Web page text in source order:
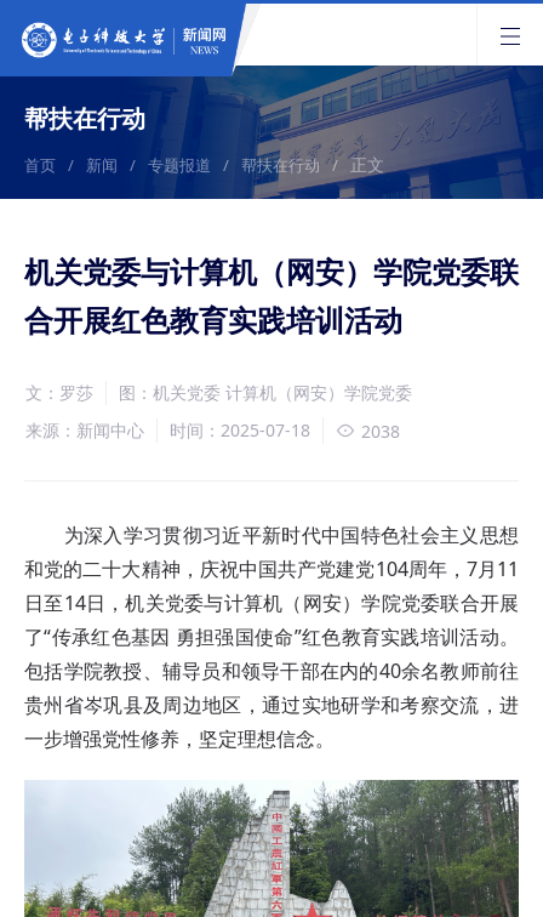
帮扶在行动
首页 / 新闻 / 专题报道 / 帮扶在行动 / 正文
机关党委与计算机（网安）学院党委联
合开展红色教育实践培训活动
文：罗莎
图：机关党委 计算机（网安）学院党委
来源：新闻中心
时间：2025-07-18 2038
为深入学习贯彻习近平新时代中国特色社会主义思想
和党的二十大精神，庆祝中国共产党建党104周年，7月11
日至14日，机关党委与计算机（网安）学院党委联合开展
了“传承红色基因 勇担强国使命”红色教育实践培训活动。
包括学院教授、辅导员和领导干部在内的40余名教师前往
贵州省岑巩县及周边地区，通过实地研学和考察交流，进
一步增强党性修养，坚定理想信念。